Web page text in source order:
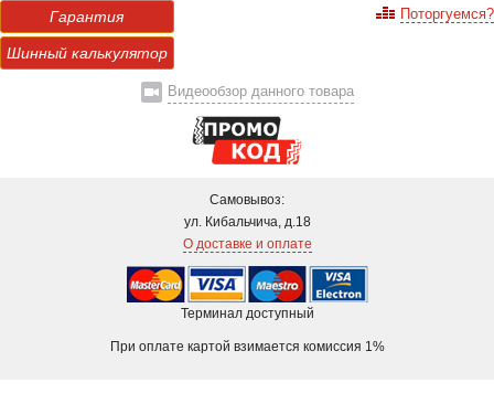
Гарантия
Шинный калькулятор
Поторгуемся?
Видеообзор данного товара
Самовывоз:
ул. Кибальчича, д.18
О доставке и оплате
Терминал доступный
При оплате картой взимается комиссия 1%